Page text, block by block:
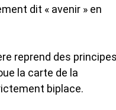
dit « avenir » en
reprend des
la carte de la
biplace.